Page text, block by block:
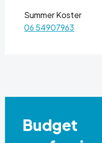
Summer Koster
06 54907963
Budget